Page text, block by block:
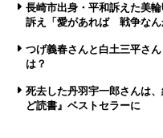
長崎市出身・平和訴えた美
訴え「愛があれば 戦争なん
つげ義春さんと白土三平さ
は？
死去した丹羽宇一郎さんは
ど読書』ベストセラーに